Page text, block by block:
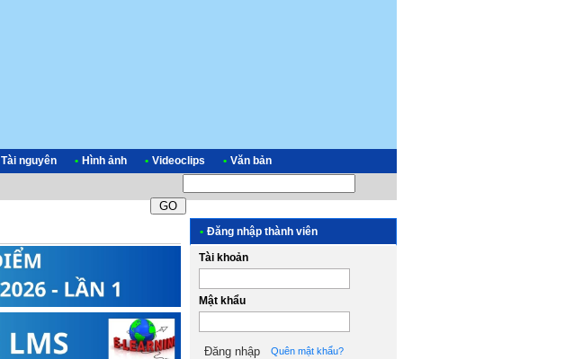
Tài nguyên • Hình ảnh • Videoclips • Văn bản
• Đăng nhập thành viên
Tài khoản
Mật khẩu
Quên mật khẩu?